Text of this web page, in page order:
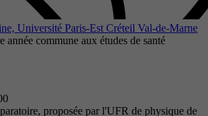
Université Paris-Est Créteil Val-de-Marne
année commune aux études de santé
proposée par l'UFR de physique de